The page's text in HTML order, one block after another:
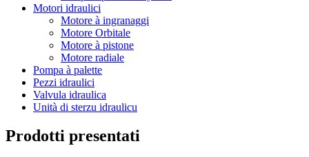
Motori idraulici
Motore à ingranaggi
Motore Orbitale
Motore à pistone
Motore radiale
Pompa à palette
Pezzi idraulici
Valvula idraulica
Unità di sterzu idraulicu
Prodotti presentati